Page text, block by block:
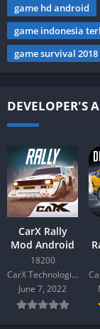
game hd android
game indonesia
game survival 2018
DEVELOPER'S
CarX Rally
Mod Android
18200
CarX Technologies
June 7, 2022